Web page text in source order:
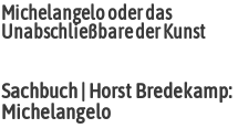
Michelangelo oder das
Unabschließbare der Kunst
Sachbuch | Horst Bredekamp:
Michelangelo